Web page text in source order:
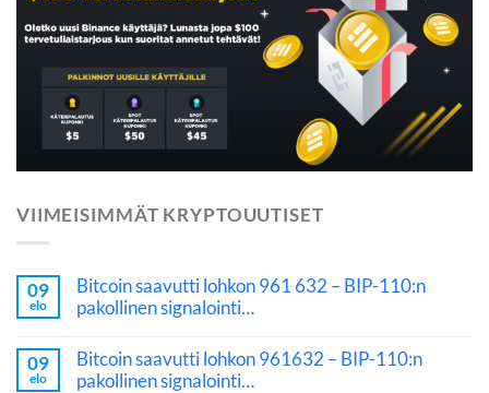
VIIMEISIMMÄT KRYPTOUUTISET
09
elo
Bitcoin saavutti lohkon 961 632 – BIP-110:n
pakollinen signalointi…
09
elo
Bitcoin saavutti lohkon 961632 – BIP-110:n
pakollinen signalointi…